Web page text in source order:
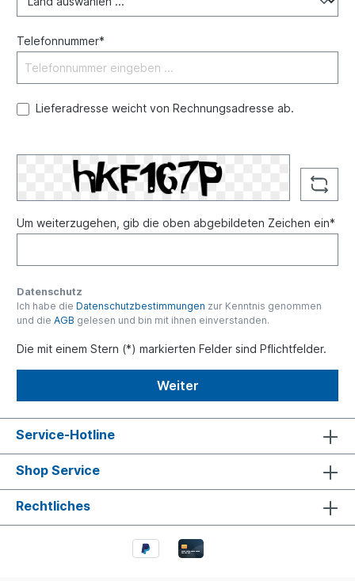
Telefonnummer*
Lieferadresse weicht von Rechnungsadresse ab.
Um weiterzugehen, gib die oben abgebildeten Zeichen ein*
Datenschutz
Ich habe die Datenschutzbestimmungen zur Kenntnis genommen
und die AGB gelesen und bin mit ihnen einverstanden.
Die mit einem Stern (*) markierten Felder sind Pflichtfelder.
Weiter
Service-Hotline
Shop Service
Rechtliches